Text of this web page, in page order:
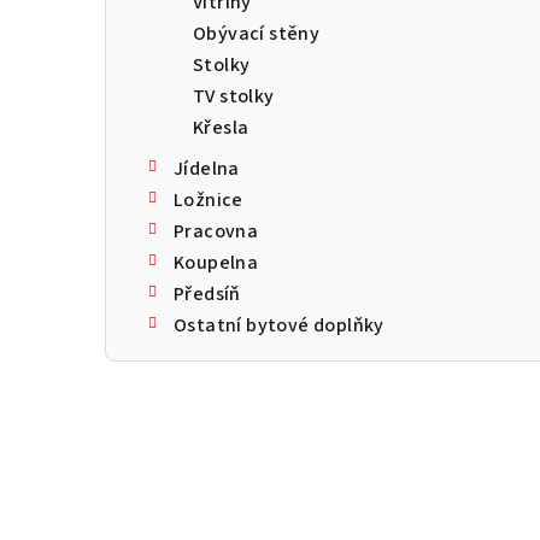
Obývací stěny
Stolky
TV stolky
Křesla
Jídelna
Ložnice
Pracovna
Koupelna
Předsíň
Ostatní bytové doplňky